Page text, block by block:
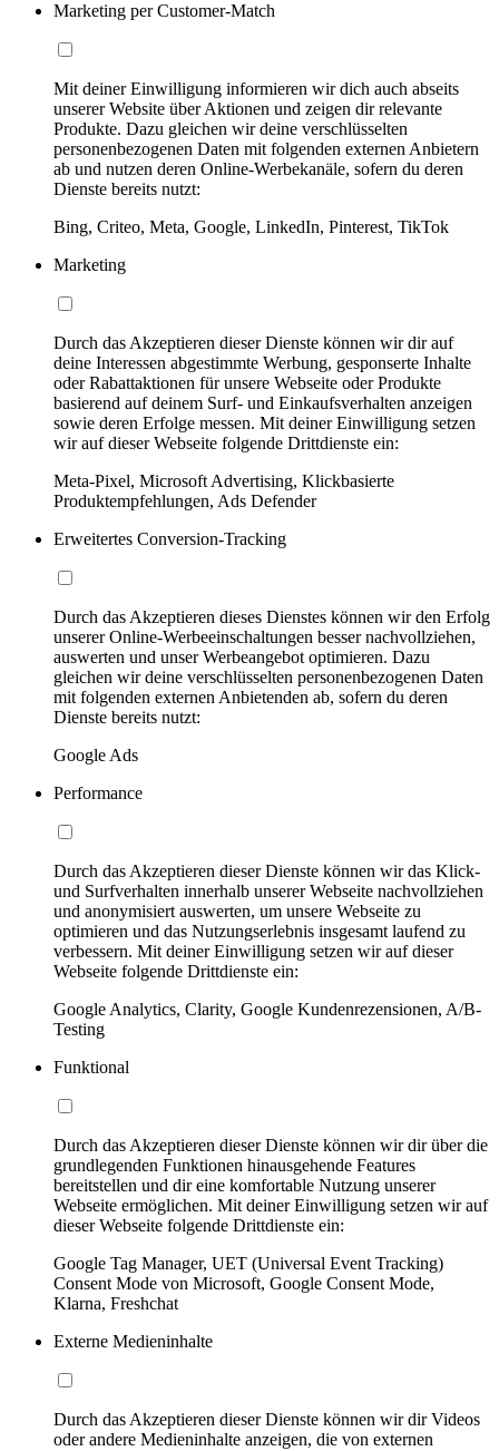
Marketing per Customer-Match
Mit deiner Einwilligung informieren wir dich auch abseits
unserer Website über Aktionen und zeigen dir relevante
Produkte. Dazu gleichen wir deine verschlüsselten
personenbezogenen Daten mit folgenden externen Anbietern
ab und nutzen deren Online-Werbekanäle, sofern du deren
Dienste bereits nutzt:
Bing, Criteo, Meta, Google, LinkedIn, Pinterest, TikTok
Marketing
Durch das Akzeptieren dieser Dienste können wir dir auf
deine Interessen abgestimmte Werbung, gesponserte Inhalte
oder Rabattaktionen für unsere Webseite oder Produkte
basierend auf deinem Surf- und Einkaufsverhalten anzeigen
sowie deren Erfolge messen. Mit deiner Einwilligung setzen
wir auf dieser Webseite folgende Drittdienste ein:
Meta-Pixel, Microsoft Advertising, Klickbasierte
Produktempfehlungen, Ads Defender
Erweitertes Conversion-Tracking
Durch das Akzeptieren dieses Dienstes können wir den Erfolg
unserer Online-Werbeeinschaltungen besser nachvollziehen,
auswerten und unser Werbeangebot optimieren. Dazu
gleichen wir deine verschlüsselten personenbezogenen Daten
mit folgenden externen Anbietenden ab, sofern du deren
Dienste bereits nutzt:
Google Ads
Performance
Durch das Akzeptieren dieser Dienste können wir das Klick-
und Surfverhalten innerhalb unserer Webseite nachvollziehen
und anonymisiert auswerten, um unsere Webseite zu
optimieren und das Nutzungserlebnis insgesamt laufend zu
verbessern. Mit deiner Einwilligung setzen wir auf dieser
Webseite folgende Drittdienste ein:
Google Analytics, Clarity, Google Kundenrezensionen, A/B-
Testing
Funktional
Durch das Akzeptieren dieser Dienste können wir dir über die
grundlegenden Funktionen hinausgehende Features
bereitstellen und dir eine komfortable Nutzung unserer
Webseite ermöglichen. Mit deiner Einwilligung setzen wir auf
dieser Webseite folgende Drittdienste ein:
Google Tag Manager, UET (Universal Event Tracking)
Consent Mode von Microsoft, Google Consent Mode,
Klarna, Freshchat
Externe Medieninhalte
Durch das Akzeptieren dieser Dienste können wir dir Videos
oder andere Medieninhalte anzeigen, die von externen